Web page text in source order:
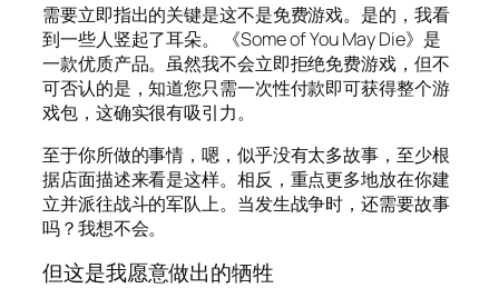
需要立即指出的关键是这不是免费游戏。是的，我看
到一些人竖起了耳朵。 《Some of You May Die》是
一款优质产品。虽然我不会立即拒绝免费游戏，但不
可否认的是，知道您只需一次性付款即可获得整个游
戏包，这确实很有吸引力。
至于你所做的事情，嗯，似乎没有太多故事，至少根
据店面描述来看是这样。相反，重点更多地放在你建
立并派往战斗的军队上。当发生战争时，还需要故事
吗？我想不会。
但这是我愿意做出的牺牲